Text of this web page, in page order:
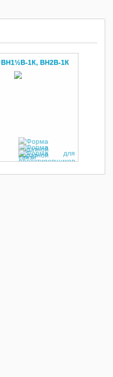
ВН1½В-1К, ВН2В-1К